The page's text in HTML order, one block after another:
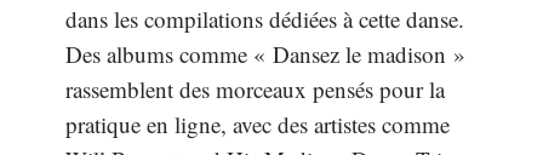
dans les compilations dédiées à cette danse.
Des albums comme « Dansez le madison »
rassemblent des morceaux pensés pour la
pratique en ligne, avec des artistes comme